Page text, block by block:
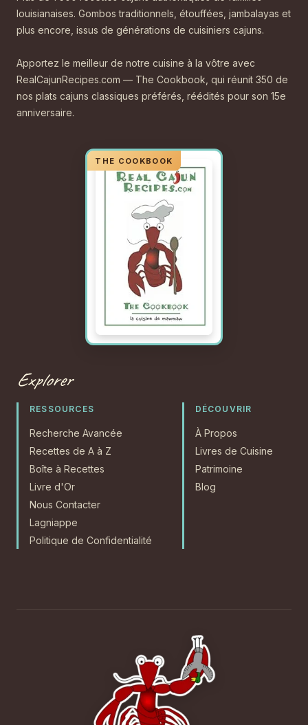
louisianaises. Gombos traditionnels, étouffées, jambalayas et
plus encore, issus de générations de cuisiniers cajuns.
Apportez le meilleur de notre cuisine à la vôtre avec
RealCajunRecipes.com — The Cookbook, qui réunit 350 de
nos plats cajuns classiques préférés, réédités pour son 15e
anniversaire.
Explorer
RESSOURCES
Recherche Avancée
Recettes de A à Z
Boîte à Recettes
Livre d'Or
Nous Contacter
Lagniappe
Politique de Confidentialité
DÉCOUVRIR
À Propos
Livres de Cuisine
Patrimoine
Blog